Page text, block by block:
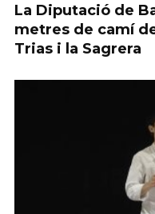
La Diputació de
metres de camí
Trias i la Sagrera